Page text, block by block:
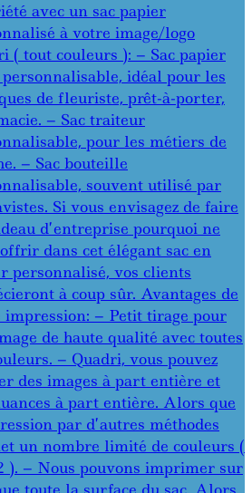
avec un sac papier
à votre image/logo
( tout couleurs ): – Sac papier
idéal pour les
de fleuriste, prêt-à-porter,
– Sac traiteur
pour les métiers de
– Sac bouteille
souvent utilisé par
Si vous envisagez de faire
d’entreprise pourquoi ne
dans cet élégant sac en
personnalisé, vos clients
à coup sûr. Avantages de
impression: – Petit tirage pour
de haute qualité avec toutes
– Quadri, vous pouvez
des images à part entière et
à part entière. Alors que
par d’autres méthodes
un nombre limité de couleurs (
). – Nous pouvons imprimer sur